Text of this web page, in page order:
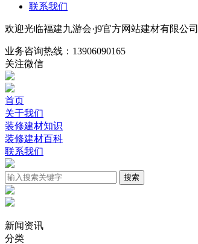
联系我们
欢迎光临福建九游会·j9官方网站建材有限公司
业务咨询热线： 13906090165
关注微信
首页
关于我们
装修建材知识
装修建材百科
联系我们
新闻资讯
分类